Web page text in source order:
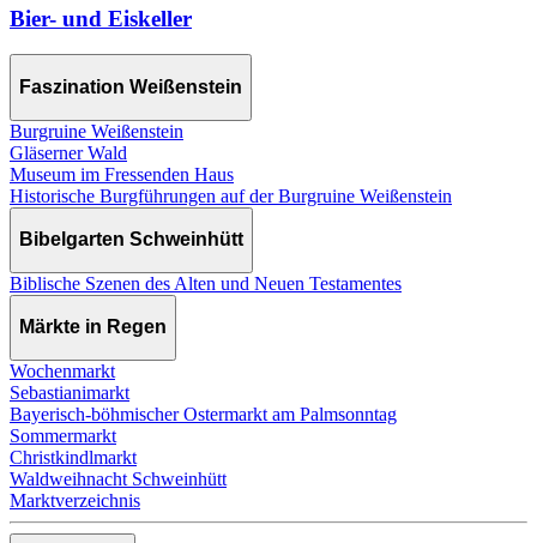
Bier- und Eiskeller
Faszination Weißenstein
Burgruine Weißenstein
Gläserner Wald
Museum im Fressenden Haus
Historische Burgführungen auf der Burgruine Weißenstein
Bibelgarten Schweinhütt
Biblische Szenen des Alten und Neuen Testamentes
Märkte in Regen
Wochenmarkt
Sebastianimarkt
Bayerisch-böhmischer Ostermarkt am Palmsonntag
Sommermarkt
Christkindlmarkt
Waldweihnacht Schweinhütt
Marktverzeichnis